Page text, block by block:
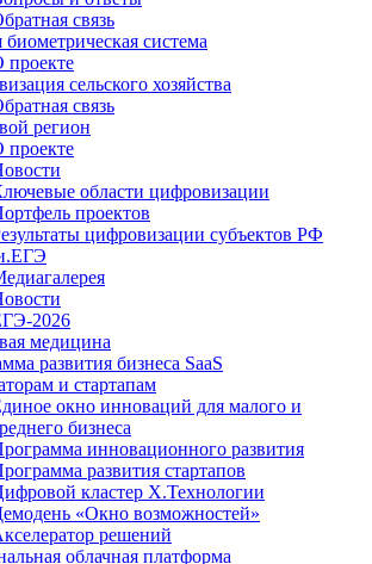
связь
система
проекте
сельского хозяйства
связь
регион
проекте
области цифровизации
проектов
цифровизации субъектов РФ
2026
медицина
развития бизнеса SaaS
и стартапам
окно инноваций для малого и
бизнеса
инновационного развития
развития стартапов
кластер X.Технологии
«Окно возможностей»
решений
облачная платформа